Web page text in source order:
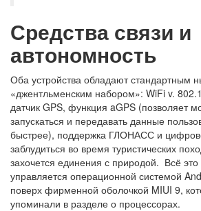
Средства связи и
автономность
Оба устройства обладают стандартным
«джентльменским набором»: WiFi v.
датчик GPS, функция aGPS (позволяет
запускаться и передавать данные
быстрее), поддержка ГЛОНАСС и
заблудиться во время туристических
захочется единения с природой. Всё это
управляется операционной системой
поверх фирменной оболочкой MIUI 9,
упоминали в разделе о процессорах.